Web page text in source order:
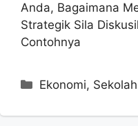
Anda, Bagaimana
Strategik Sila
Contohnya
Kategori
Ekonomi,